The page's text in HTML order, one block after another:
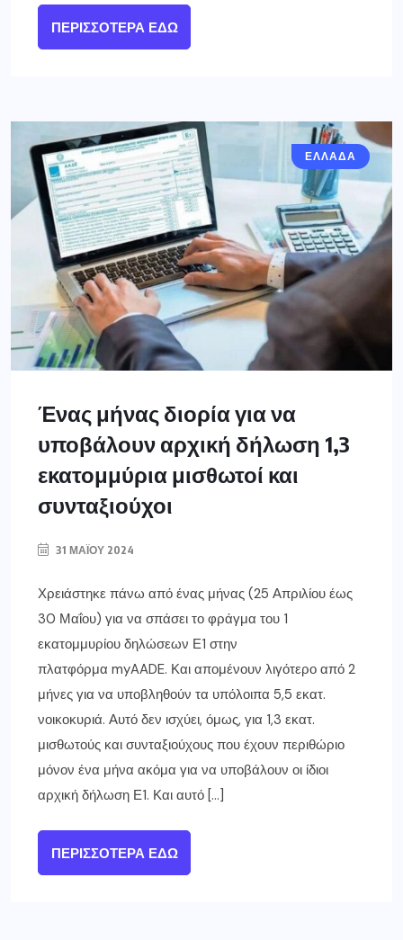
ΠΕΡΙΣΣΌΤΕΡΑ ΕΔΏ
ΕΛΛΑΔΑ
Ένας μήνας διορία για να
υποβάλουν αρχική δήλωση 1,3
εκατομμύρια μισθωτοί και
συνταξιούχοι
31 ΜΑΪ́ΟΥ 2024
Χρειάστηκε πάνω από ένας μήνας (25 Απριλίου έως
30 Μαΐου) για να σπάσει το φράγμα του 1
εκατομμυρίου δηλώσεων Ε1 στην
πλατφόρμα myAADE. Και απομένουν λιγότερο από 2
μήνες για να υποβληθούν τα υπόλοιπα 5,5 εκατ.
νοικοκυριά. Αυτό δεν ισχύει, όμως, για 1,3 εκατ.
μισθωτούς και συνταξιούχους που έχουν περιθώριο
μόνον ένα μήνα ακόμα για να υποβάλουν οι ίδιοι
αρχική δήλωση Ε1. Και αυτό […]
ΠΕΡΙΣΣΌΤΕΡΑ ΕΔΏ